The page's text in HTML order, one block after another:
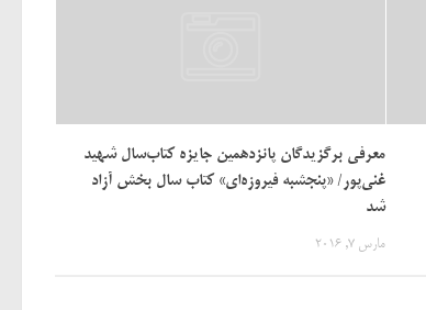
معرفی برگزیدگان پانزدهمین جایزه کتاب‌سال شهید
غنی‌پور/ «پنجشبه فیروزه‌ای» کتاب سال بخش آزاد
شد
مارس 7, 2016